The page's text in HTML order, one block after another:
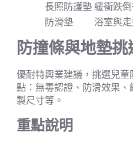
長照防護墊 緩衝跌
防滑墊
浴室與
防撞條與地墊
優耐特興業建議，挑選兒
點：無毒認證、防滑效果
製尺寸等。
重點說明